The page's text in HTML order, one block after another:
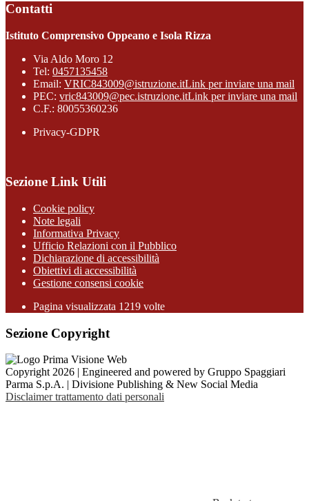
Contatti
Istituto Comprensivo Oppeano e Isola Rizza
Via Aldo Moro 12
Tel: 0457135458
Email: VRIC843009@istruzione.itLink per inviare una mail
PEC: vric843009@pec.istruzione.itLink per inviare una mail
C.F.: 80055360236
Privacy-GDPR
Sezione Link Utili
Cookie policy
Note legali
Informativa Privacy
Ufficio Relazioni con il Pubblico
Dichiarazione di accessibilità
Obiettivi di accessibilità
Gestione consensi cookie
Pagina visualizzata 1219 volte
Sezione Copyright
Copyright 2026 | Engineered and powered by Gruppo Spaggiari
Parma S.p.A. | Divisione Publishing & New Social Media
Disclaimer trattamento dati personali